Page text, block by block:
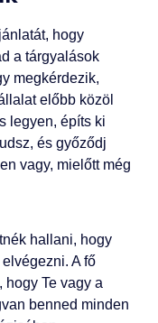
hogy
a tárgyalások
megkérdezik,
előbb közöl
legyen, építs ki
és győződj
vagy, mielőtt még
hallani, hogy
A fő
hogy Te vagy a
benned minden